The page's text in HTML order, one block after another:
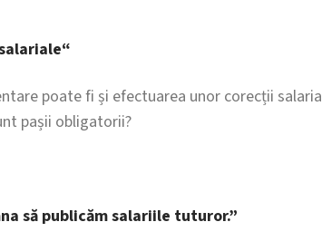
poate fi și efectuarea unor corecții
pașii obligatorii?
să publicăm salariile tuturor.”